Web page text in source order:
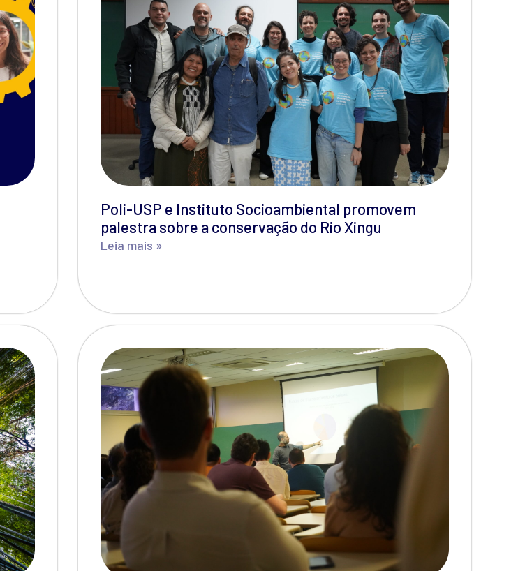
Poli-USP e Instituto Socioambiental promovem
palestra sobre a conservação do Rio Xingu
Leia mais »